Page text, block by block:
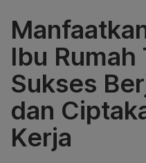
Ibu Rumah
Sukses
dan
Kerja